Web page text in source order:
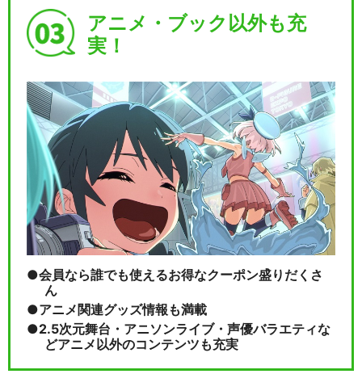
アニメ・ブック以外も充
実！
会員なら誰でも使えるお得なクーポン盛りだくさ
ん
アニメ関連グッズ情報も満載
2.5次元舞台・アニソンライブ・声優バラエティな
どアニメ以外のコンテンツも充実